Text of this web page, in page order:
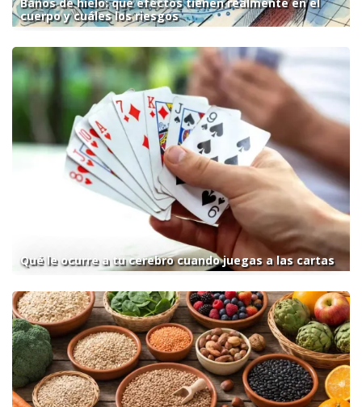
Baños de hielo: qué efectos tienen realmente en el
cuerpo y cuáles los riesgos
Qué le ocurre a tu cerebro cuando juegas a las cartas